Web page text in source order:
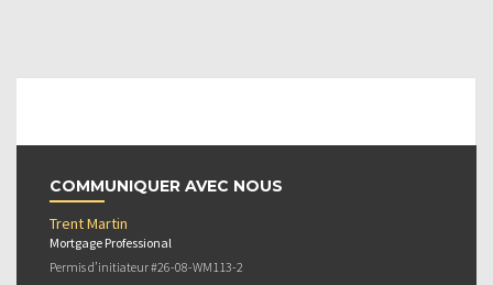
COMMUNIQUER AVEC NOUS
Trent Martin
Mortgage Professional
Permis d’initiateur #26-08-WM113-2